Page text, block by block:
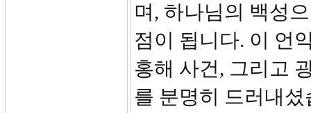
며, 하나님의 백성
점이 됩니다. 이 언
홍해 사건, 그리고
를 분명히 드러내